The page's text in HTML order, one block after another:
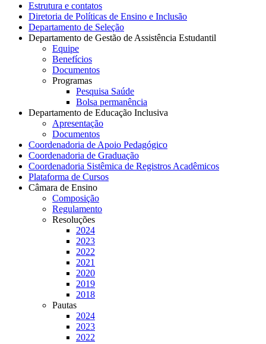
Estrutura e contatos
Diretoria de Políticas de Ensino e Inclusão
Departamento de Seleção
Departamento de Gestão de Assistência Estudantil
Equipe
Benefícios
Documentos
Programas
Pesquisa Saúde
Bolsa permanência
Departamento de Educação Inclusiva
Apresentação
Documentos
Coordenadoria de Apoio Pedagógico
Coordenadoria de Graduação
Coordenadoria Sistêmica de Registros Acadêmicos
Plataforma de Cursos
Câmara de Ensino
Composição
Regulamento
Resoluções
2024
2023
2022
2021
2020
2019
2018
Pautas
2024
2023
2022